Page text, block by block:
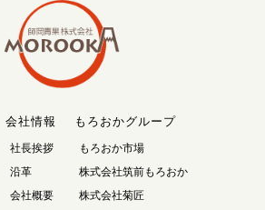
会社情報
社長挨拶
沿革
会社概要
もろおかグループ
もろおか市場
株式会社筑前もろおか
株式会社菊匠